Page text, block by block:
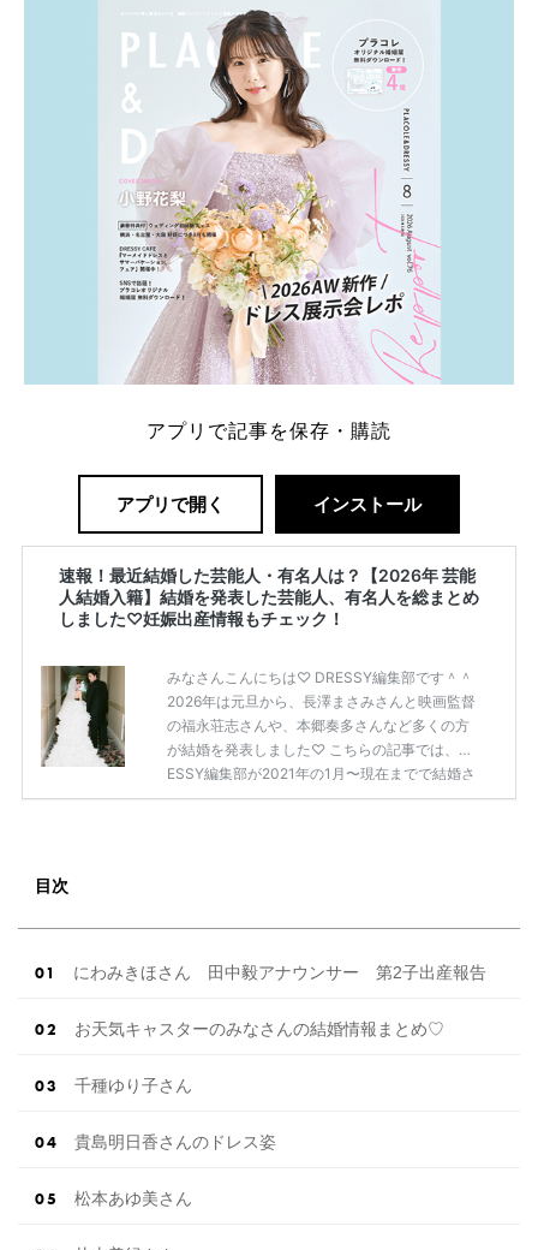
一番お得？」「プラコレの特典は？」といった疑問も
解決します。 まずは診断で候補を絞れる「ウェディ
ング診断」か、体験型 […]続きを読む
アプリで記事を保存・購読
アプリで開く インストール
速報！最近結婚した芸能人・有名人は？【2026年 芸能
人結婚入籍】結婚を発表した芸能人、有名人を総まとめ
しました♡妊娠出産情報もチェック！
みなさんこんにちは♡ DRESSY編集部です＾＾
2026年は元旦から、長澤まさみさんと映画監督
の福永荘志さんや、本郷奏多さんなど多くの方
が結婚を発表しました♡ こちらの記事では、DR
ESSY編集部が2021年の1月〜現在までで結婚さ
れた芸能人の方をまとめてみました！ さまざま
浜⚐ 【7/27(土)7/28(日) […]
続きを読む
目次
にわみきほさん 田中毅アナウンサー 第2子出産報告
お天気キャスターのみなさんの結婚情報まとめ♡
千種ゆり子さん
貴島明日香さんのドレス姿
松本あゆ美さん